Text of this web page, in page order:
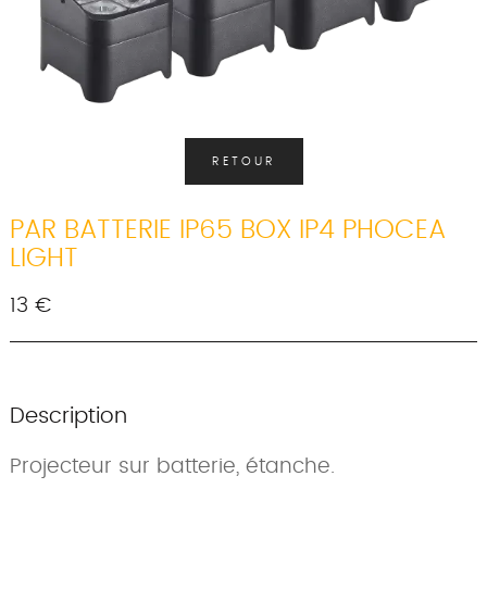
RETOUR
PAR BATTERIE IP65 BOX IP4 PHOCEA
LIGHT
13 €
Description
Projecteur sur batterie, étanche.